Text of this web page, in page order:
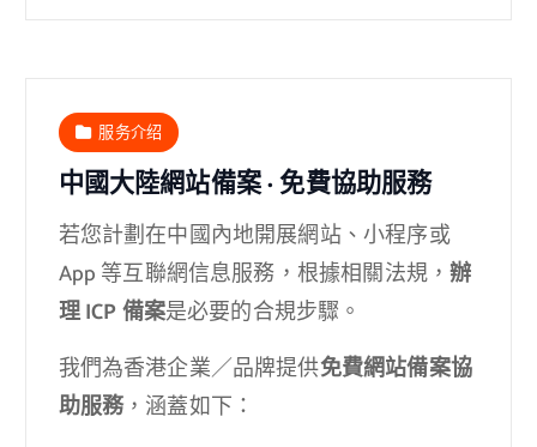
服务介绍
中國大陸網站備案 · 免費協助服務
若您計劃在中國內地開展網站、小程序或
App 等互聯網信息服務，根據相關法規，辦
理 ICP 備案是必要的合規步驟。
我們為香港企業／品牌提供免費網站備案協
助服務 ，涵蓋如下：